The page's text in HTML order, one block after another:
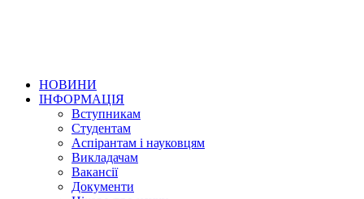
НОВИНИ
ІНФОРМАЦІЯ
Вступникам
Студентам
Аспірантам і науковцям
Викладачам
Вакансії
Документи